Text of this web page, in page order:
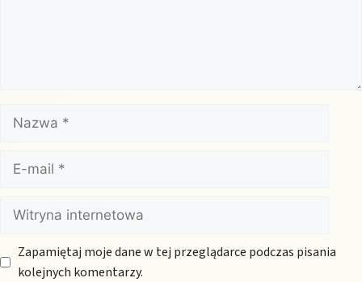
Nazwa
mail
Witryna
internetowa
Zapamiętaj moje dane w tej przeglądarce podczas pisania
kolejnych komentarzy.